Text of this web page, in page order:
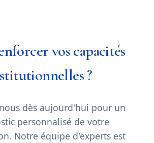
vos capacités
?
dès aujourd'hui pour un
personnalisé de votre
Notre équipe d'experts est